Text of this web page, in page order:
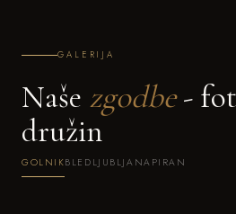
GALERIJA
Naše zgodbe-
družin
GOLNIKBLED LJUBLJANA PIRAN